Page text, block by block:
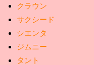
クラウン
サクシード
シエンタ
ジムニー
タント